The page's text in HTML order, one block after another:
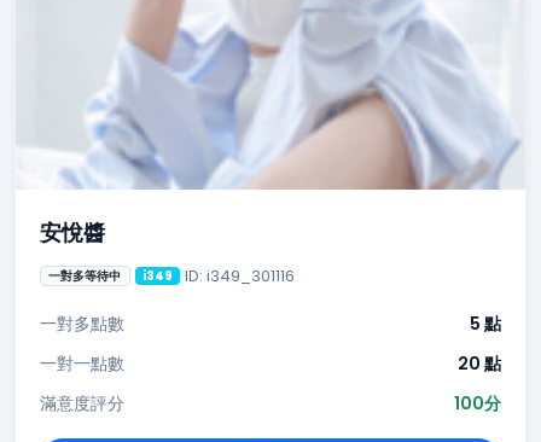
安悅醬
一對多等待中 i349 ID: i349_301116
一對多點數
5 點
一對一點數
20 點
滿意度評分
100分